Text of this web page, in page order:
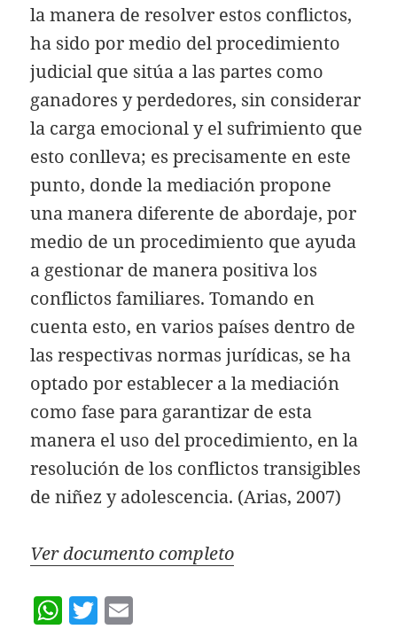
la manera de resolver estos conflictos,
ha sido por medio del procedimiento
judicial que sitúa a las partes como
ganadores y perdedores, sin considerar
la carga emocional y el sufrimiento que
esto conlleva; es precisamente en este
punto, donde la mediación propone
una manera diferente de abordaje, por
medio de un procedimiento que ayuda
a gestionar de manera positiva los
conflictos familiares. Tomando en
cuenta esto, en varios países dentro de
las respectivas normas jurídicas, se ha
optado por establecer a la mediación
como fase para garantizar de esta
manera el uso del procedimiento, en la
resolución de los conflictos transigibles
de niñez y adolescencia. (Arias, 2007)
Ver documento completo
W T